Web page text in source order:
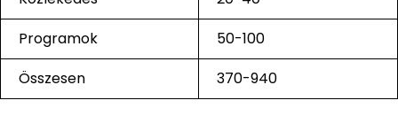
Programok
50-100
Összesen
370-940